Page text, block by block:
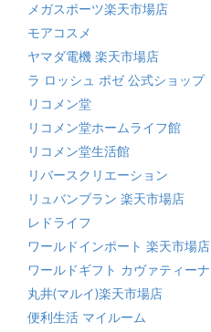
メガスポーツ楽天市場店
モアコスメ
ヤマダ電機 楽天市場店
ラ ロッシュ ポゼ 公式ショップ
リコメン堂
リコメン堂ホームライフ館
リコメン堂生活館
リバースクリエーション
リュバンブラン 楽天市場店
レドライフ
ワールドインポート 楽天市場店
ワールドギフト カヴァティーナ
丸井(マルイ)楽天市場店
便利生活 マイルーム